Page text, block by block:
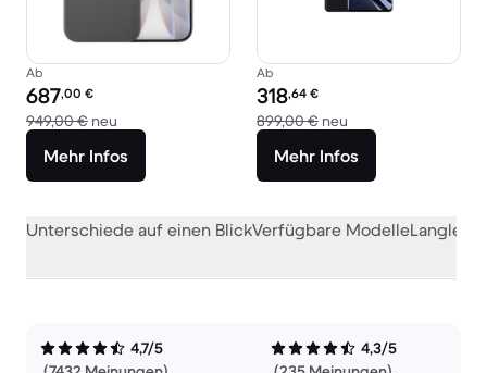
Ab
Preis des erneuerten Produkts:
687,00 €
949,00 € neu Im Vergleich zum Neupreis von 949,00 €
Mehr Infos
Ab
Preis des erneuerten Produkts:
318,64 €
899,00 € neu
Mehr Infos
Unterschiede auf einen BlickVerfügbare Modelle
4,7/5
4,3/5